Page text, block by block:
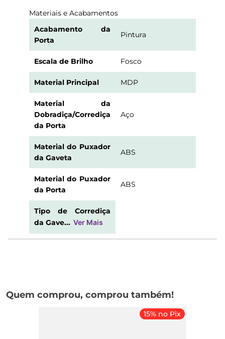
Materiais e Acabamentos
Acabamento da
Porta
Pintura
Escala de Brilho Fosco
Material Principal MDP
Material da
Dobradiça/Corrediça
da Porta
Aço
Material do Puxador
da Gaveta
ABS
Material do Puxador
da Porta
ABS
Tipo de Corrediça
da Gave... Ver Mais
Quem comprou, comprou também!
15% no Pix